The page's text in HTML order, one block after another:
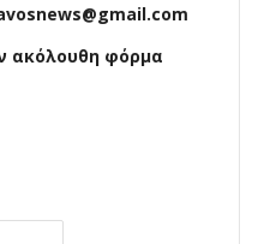
ακόλουθη φόρμα